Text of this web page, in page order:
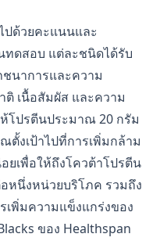
ปด้วยคะแนนและ
ทดสอบ แต่ละชนิดได้รับ
นาการและความ
เนื้อสัมผัส และความ
โปรตีนประมาณ 20 กรัม
งเป้าไปที่การเพิ่มกล้าม
ยเพื่อให้ถึงโควต้าโปรตีน
หนึ่งหน่วยบริโภค รวมถึง
เพิ่มความแข็งแกร่งของ
ของ Healthspan